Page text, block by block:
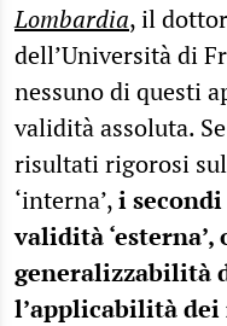
Lombardia, il
dell’Università di
nessuno di questi
validità assoluta.
risultati rigorosi
‘interna’,i
validità
generalizzabilità
l’applicabilità